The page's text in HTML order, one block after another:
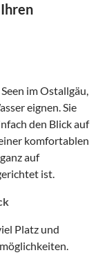
im Ostallgäu,
eignen. Sie
den Blick auf
komfortablen
auf
ist.
Platz und